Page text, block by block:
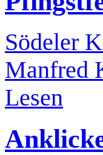
Södeler
Manfred
Lesen